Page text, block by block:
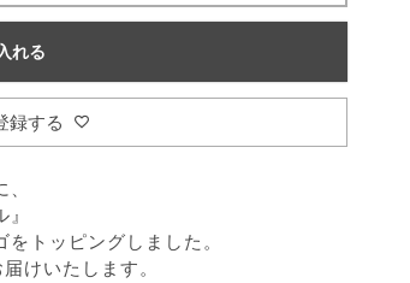
録する
れる
トッピングしました。
けいたします。